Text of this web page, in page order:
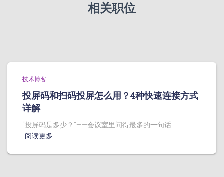
相关职位
技术博客
投屏码和扫码投屏怎么用？4种快速连接方式
详解
“投屏码是多少？”——会议室里问得最多的一句话
阅读更多…